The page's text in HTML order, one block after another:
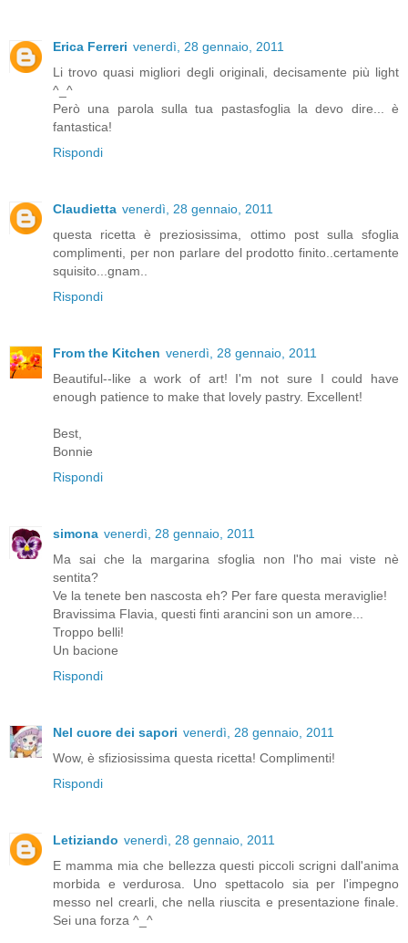
Erica Ferreri venerdì, 28 gennaio, 2011
Li trovo quasi migliori degli originali, decisamente più light
^_^
Però una parola sulla tua pastasfoglia la devo dire... è
fantastica!
Rispondi
Claudietta venerdì, 28 gennaio, 2011
questa ricetta è preziosissima, ottimo post sulla sfoglia
complimenti, per non parlare del prodotto finito..certamente
squisito...gnam..
Rispondi
From the Kitchen venerdì, 28 gennaio, 2011
Beautiful--like a work of art! I'm not sure I could have
enough patience to make that lovely pastry. Excellent!
Best,
Bonnie
Rispondi
simona venerdì, 28 gennaio, 2011
Ma sai che la margarina sfoglia non l'ho mai viste nè
sentita?
Ve la tenete ben nascosta eh? Per fare questa meraviglie!
Bravissima Flavia, questi finti arancini son un amore...
Troppo belli!
Un bacione
Rispondi
Nel cuore dei sapori venerdì, 28 gennaio, 2011
Wow, è sfiziosissima questa ricetta! Complimenti!
Rispondi
Letiziando venerdì, 28 gennaio, 2011
E mamma mia che bellezza questi piccoli scrigni dall'anima
morbida e verdurosa. Uno spettacolo sia per l'impegno
messo nel crearli, che nella riuscita e presentazione finale.
Sei una forza ^_^